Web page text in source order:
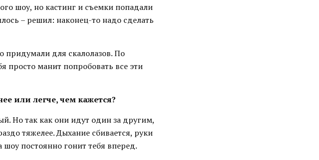
шоу, но кастинг и съемки попадали
– решил: наконец-то надо сделать
придумали для скалолазов. По
просто манит попробовать все эти
или легче, чем кажется?
Но так как они идут один за другим,
тяжелее. Дыхание сбивается, руки
постоянно гонит тебя вперед.